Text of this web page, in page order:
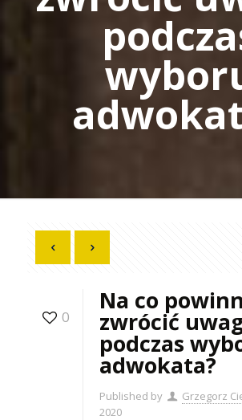
0
Na co
zwrócić
podczas
adwokata?
Published by Grzegorz
2020